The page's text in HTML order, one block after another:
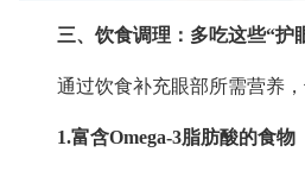
三、饮食调理：多吃这些“护
通过饮食补充眼部所需营养
1.富含Omega-3脂肪酸的食物